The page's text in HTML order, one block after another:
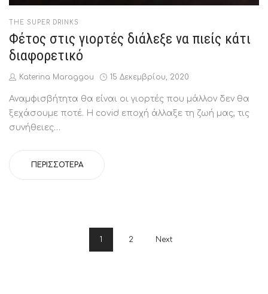
POSTED
THE SUPER DRINKS
Φέτος στις γιορτές διάλεξε να πιείς κάτι
διαφορετικό
by
Katerina Maraggou
Posted
15 Δεκεμβρίου, 2020
Αναμφισβήτητα θα είναι οι γιορτές που μάλλον δεν θα
ξεχάσουμε ποτέ. Η covid εποχή άλλαξε τη ζωή μας, τις
συνήθειες…
ΠΕΡΙΣΣΌΤΕΡΑ
1 2 Next